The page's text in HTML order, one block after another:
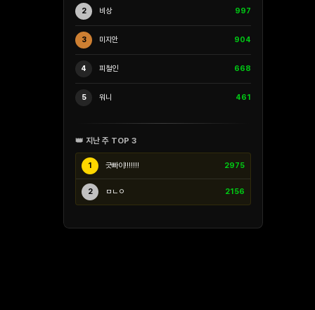
2 비상 997
3 미지안 904
4 피철인 668
5 워니 461
👑 지난 주 TOP 3
1 긋빠이!!!!!!! 2975
2 ㅁㄴㅇ 2156